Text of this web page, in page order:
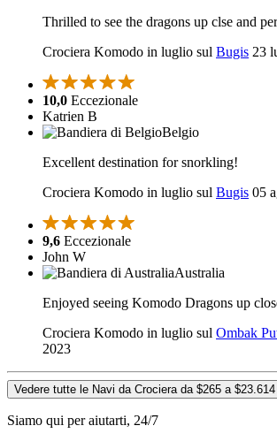
Thrilled to see the dragons up clse and
Crociera Komodo in luglio sul Bugis 23
10,0 Eccezionale
Katrien B
Belgio
Excellent destination for snorkling!
Crociera Komodo in luglio sul Bugis 05
9,6 Eccezionale
John W
Australia
Enjoyed seeing Komodo Dragons up
Crociera Komodo in luglio sul Ombak
2023
Vedere tutte le Navi da Crociera da $265 a
Siamo qui per aiutarti, 24/7